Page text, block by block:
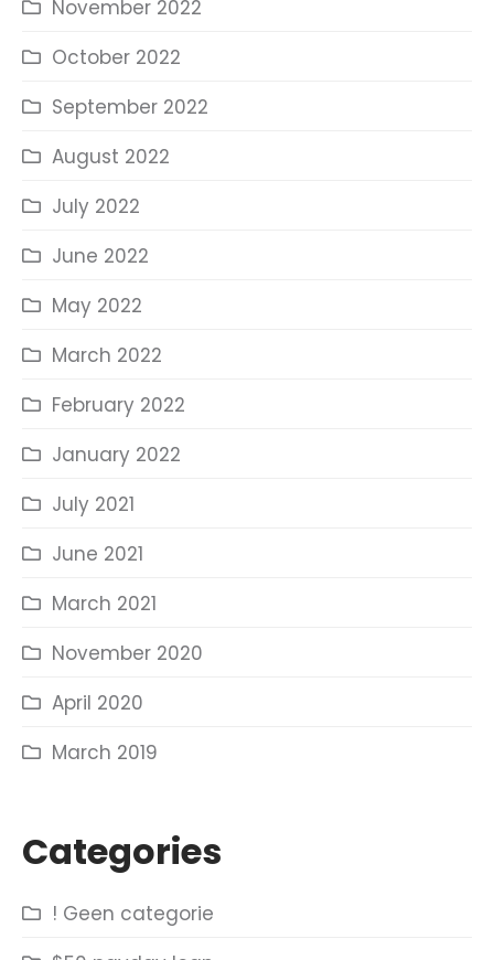
November 2022
October 2022
September 2022
August 2022
July 2022
June 2022
May 2022
March 2022
February 2022
January 2022
July 2021
June 2021
March 2021
November 2020
April 2020
March 2019
Categories
! Geen categorie